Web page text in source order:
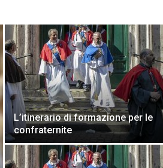
L’itinerario di formazione per le
confraternite